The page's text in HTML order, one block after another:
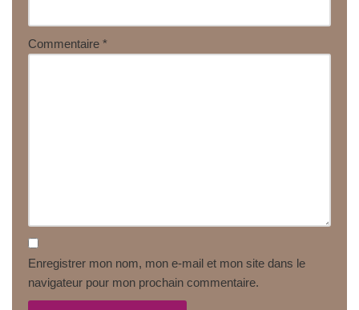
Commentaire *
Enregistrer mon nom, mon e-mail et mon site dans le
navigateur pour mon prochain commentaire.